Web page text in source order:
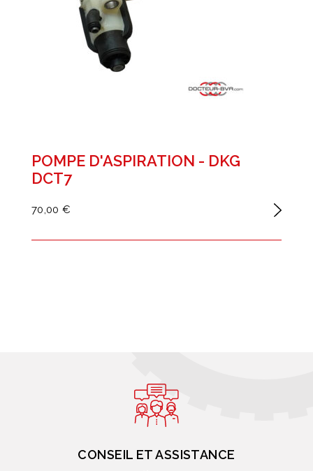
POMPE D'ASPIRATION - DKG
DCT7
70,00 €
CONSEIL ET ASSISTANCE